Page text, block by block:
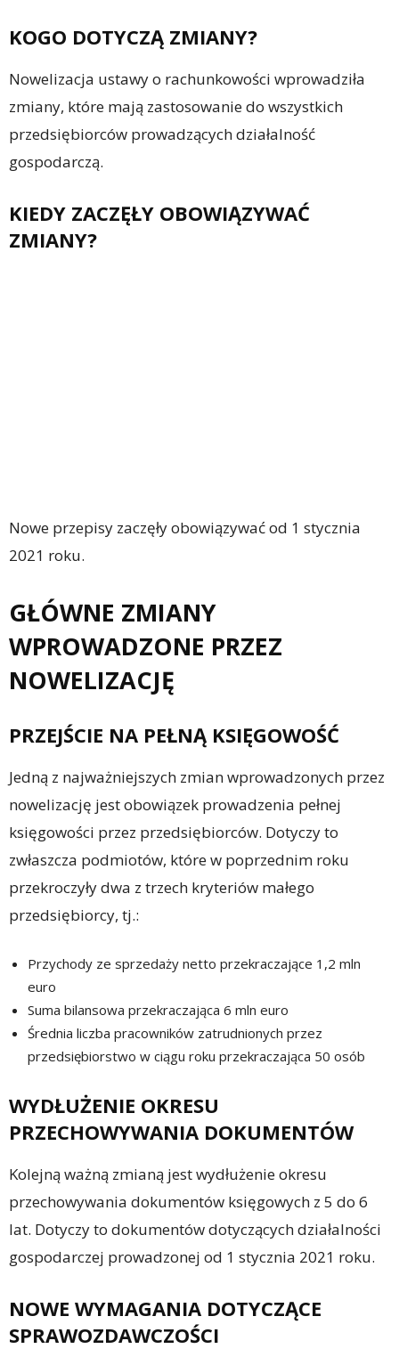
KOGO DOTYCZĄ ZMIANY?
Nowelizacja ustawy o rachunkowości wprowadziła
zmiany, które mają zastosowanie do wszystkich
przedsiębiorców prowadzących działalność
gospodarczą.
KIEDY ZACZĘŁY OBOWIĄZYWAĆ
ZMIANY?
Nowe przepisy zaczęły obowiązywać od 1 stycznia
2021 roku.
GŁÓWNE ZMIANY
WPROWADZONE PRZEZ
NOWELIZACJĘ
PRZEJŚCIE NA PEŁNĄ KSIĘGOWOŚĆ
Jedną z najważniejszych zmian wprowadzonych przez
nowelizację jest obowiązek prowadzenia pełnej
księgowości przez przedsiębiorców. Dotyczy to
zwłaszcza podmiotów, które w poprzednim roku
przekroczyły dwa z trzech kryteriów małego
przedsiębiorcy, tj.:
Przychody ze sprzedaży netto przekraczające 1,2 mln
euro
Suma bilansowa przekraczająca 6 mln euro
Średnia liczba pracowników zatrudnionych przez
przedsiębiorstwo w ciągu roku przekraczająca 50 osób
WYDŁUŻENIE OKRESU
PRZECHOWYWANIA DOKUMENTÓW
Kolejną ważną zmianą jest wydłużenie okresu
przechowywania dokumentów księgowych z 5 do 6
lat. Dotyczy to dokumentów dotyczących działalności
gospodarczej prowadzonej od 1 stycznia 2021 roku.
NOWE WYMAGANIA DOTYCZĄCE
SPRAWOZDAWCZOŚCI